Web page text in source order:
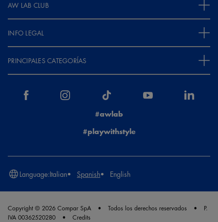
AW LAB CLUB
INFO LEGAL
PRINCIPALES CATEGORÍAS
#awlab
#playwithstyle
Language:Italian Spanish English
Copyright © 2026 Compar SpA Todos los derechos reservados
P.
IVA 00362520280
Credits